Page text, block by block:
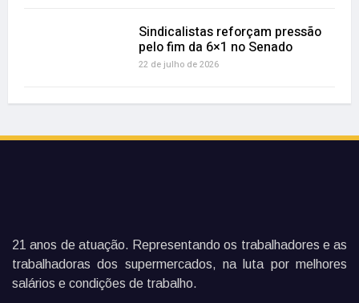
Sindicalistas reforçam pressão
pelo fim da 6×1 no Senado
22 de julho de 2026
21 anos de atuação. Representando os trabalhadores e as
trabalhadoras dos supermercados, na luta por melhores
salários e condições de trabalho.